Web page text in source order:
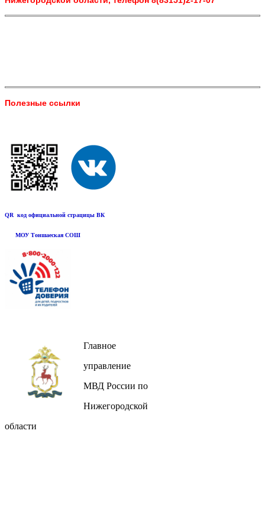
Полезные ссылки
QR код официальной страцицы ВК
МОУ Тоншаеская СОШ
Главное
управление
МВД России по
Нижегородской
области